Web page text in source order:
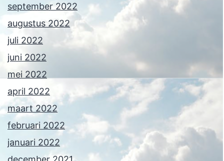
september 2022
augustus 2022
juli 2022
juni 2022
mei 2022
april 2022
maart 2022
februari 2022
januari 2022